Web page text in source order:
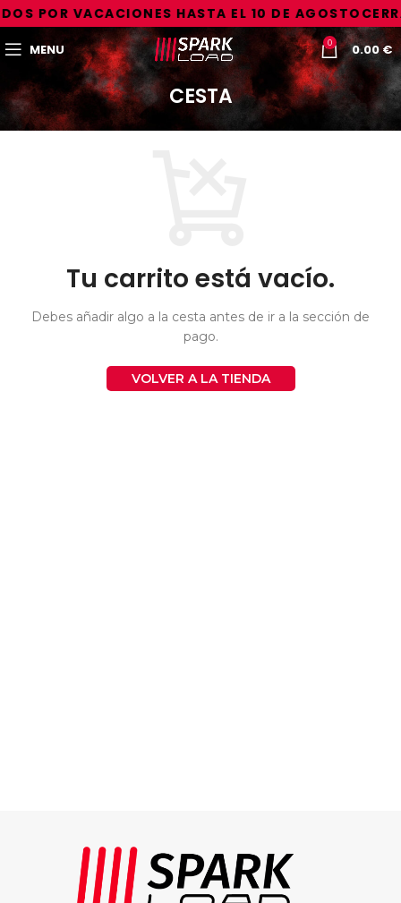
POR VACACIONES HASTA EL 10 DE AGOSTO
MENU 0 0.00€
CESTA
Tu carrito está vacío.
Debes añadir algo a la cesta antes de ir a la sección de
pago.
VOLVER A LA TIENDA